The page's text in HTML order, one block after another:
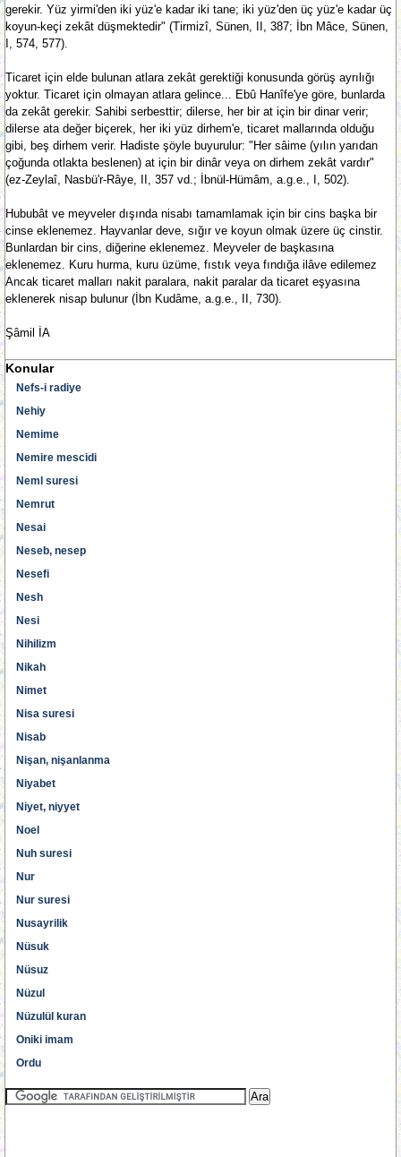
gerekir. Yüz yirmi'den iki yüz'e kadar iki tane; iki yüz'den üç yüz'e kadar üç
koyun-keçi zekât düşmektedir" (Tirmizî, Sünen, II, 387; İbn Mâce, Sünen,
I, 574, 577).
Ticaret için elde bulunan atlara zekât gerektiği konusunda görüş ayrılığı
yoktur. Ticaret için olmayan atlara gelince... Ebû Hanîfe'ye göre, bunlarda
da zekât gerekir. Sahibi serbesttir; dilerse, her bir at için bir dinar verir;
dilerse ata değer biçerek, her iki yüz dirhem'e, ticaret mallarında olduğu
gibi, beş dirhem verir. Hadiste şöyle buyurulur: "Her sâime (yılın yarıdan
çoğunda otlakta beslenen) at için bir dinâr veya on dirhem zekât vardır"
(ez-Zeylaî, Nasbü'r-Râye, II, 357 vd.; İbnül-Hümâm, a.g.e., I, 502).
Hububât ve meyveler dışında nisabı tamamlamak için bir cins başka bir
cinse eklenemez. Hayvanlar deve, sığır ve koyun olmak üzere üç cinstir.
Bunlardan bir cins, diğerine eklenemez. Meyveler de başkasına
eklenemez. Kuru hurma, kuru üzüme, fıstık veya fındığa ilâve edilemez
Ancak ticaret malları nakit paralara, nakit paralar da ticaret eşyasına
eklenerek nisap bulunur (İbn Kudâme, a.g.e., II, 730).
Şâmil İA
Konular
Nefs-i radiye
Nehiy
Nemime
Nemire mescidi
Neml suresi
Nemrut
Nesai
Neseb, nesep
Nesefi
Nesh
Nesi
Nihilizm
Nikah
Nimet
Nisa suresi
Nisab
Nişan, nişanlanma
Niyabet
Niyet, niyyet
Noel
Nuh suresi
Nur
Nur suresi
Nusayrilik
Nüsuk
Nüsuz
Nüzul
Nüzulül kuran
Oniki imam
Ordu